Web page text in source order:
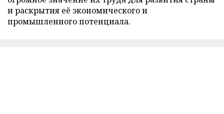
и раскрытия её экономического и
промышленного потенциала.